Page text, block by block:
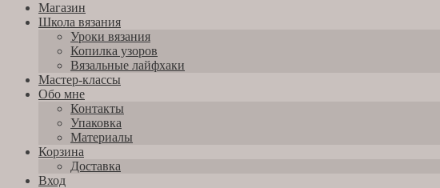
Магазин
Школа вязания
Уроки вязания
Копилка узоров
Вязальные лайфхаки
Мастер-классы
Обо мне
Контакты
Упаковка
Материалы
Корзина
Доставка
Вход